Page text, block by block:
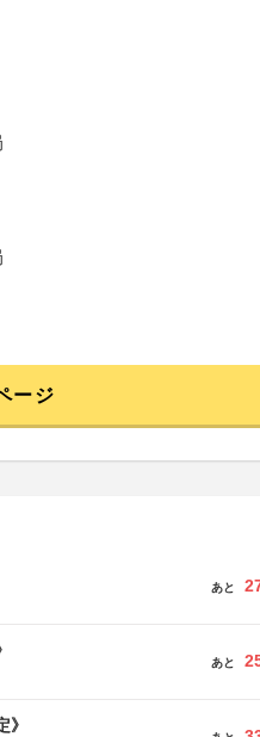
ージ
あと
あと